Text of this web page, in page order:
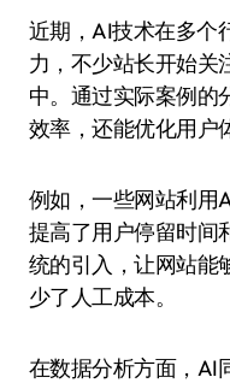
近期，AI技术在多个行业中展现出强大的应用潜
力，不少站长开始关
中。通过实际案例的
效率，还能优化用户
例如，一些网站利用
提高了用户停留时间
统的引入，让网站能
少了人工成本。
在数据分析方面，AI